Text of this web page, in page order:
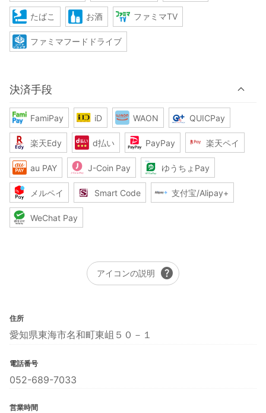
たばこ お酒 ファミマTV
ファミマフードドライブ
決済手段
FamiPay iD WAON QUICPay
楽天Edy d払い PayPay 楽天ペイ
au PAY J-Coin Pay ゆうちょPay
メルペイ Smart Code 支付宝/Alipay+
WeChat Pay
アイコンの説明 help
住所
愛知県東海市名和町東岨５０－１
電話番号
052-689-7033
営業時間